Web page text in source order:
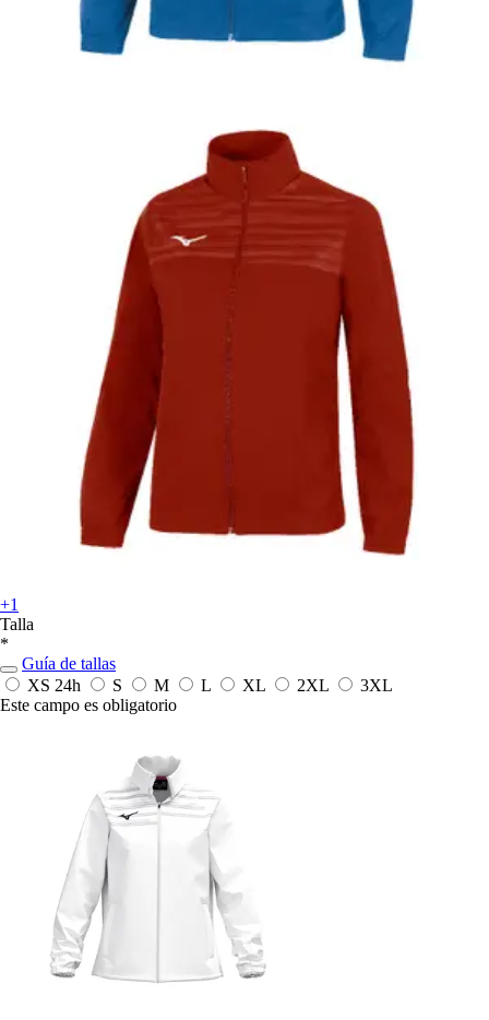
+1
Talla
*
Guía de tallas
XS 24h S M L XL 2XL
3XL
Este campo es obligatorio